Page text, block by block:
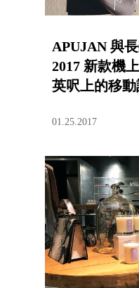
APUJAN 與
2017 新款機
英呎上的移
01.25.2017